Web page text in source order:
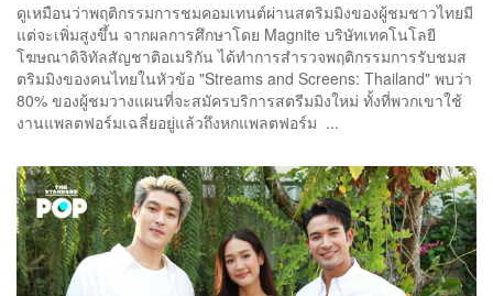
ดูเหมือนว่าพฤติกรรมการชมคอมเทนต์ผ่านสตริมมิงของผู้ชมชาวไทยมี
แต่จะเพิ่มสูงขึ้น จากผลการศึกษาโดย Magnite บริษัทเทคโนโลยี
โฆษณาดิจิทัลสัญชาติอเมริกัน ได้ทำการสำรวจพฤติกรรมการรับชมส
ตริมมิงของคนไทยในหัวข้อ "Streams and Screens: Thailand" พบว่า
80% ของผู้ชมวางแผนที่จะสมัครบริการสตรีมมิงใหม่ ทั้งที่พวกเขาใช้
งานแพลตฟอร์มเฉลี่ยอยู่แล้วถึงหกแพลตฟอร์ม ...